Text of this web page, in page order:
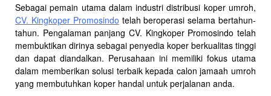
Sebagai pemain utama dalam industri distribusi koper umroh,
CV. Kingkoper Promosindo telah beroperasi selama bertahun-
tahun. Pengalaman panjang CV. Kingkoper Promosindo telah
membuktikan dirinya sebagai penyedia koper berkualitas tinggi
dan dapat diandalkan. Perusahaan ini memiliki fokus utama
dalam memberikan solusi terbaik kepada calon jamaah umroh
yang membutuhkan koper handal untuk perjalanan anda.